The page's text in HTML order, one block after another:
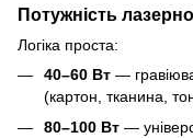
Потужність
Логіка проста:
40–60 Вт —
(картон, тканина,
80–100 Вт —